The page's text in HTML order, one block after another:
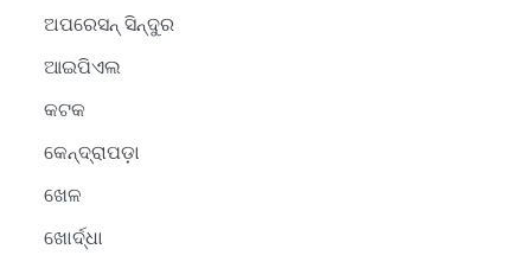
ଅପରେସନ୍ ସିନ୍ଦୁର
ଆଇପିଏଲ
କଟକ
କେନ୍ଦ୍ରାପଡ଼ା
ଖେଳ
ଖୋର୍ଦ୍ଧା